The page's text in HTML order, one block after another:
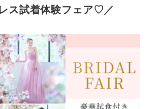
ス試着体験フェア♡／